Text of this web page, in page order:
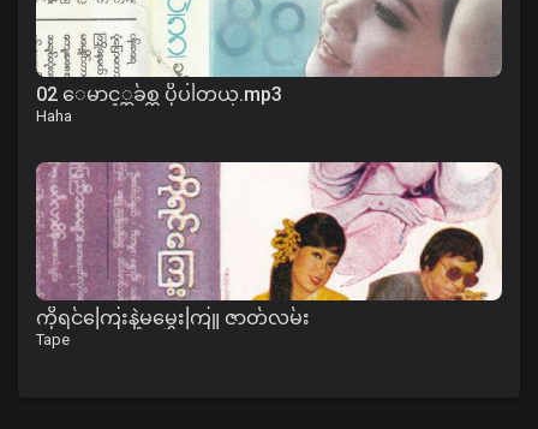
02 ေမာင့္အခ်စ္က ပိုပါတယ္.mp3
Haha
ကိုရင်ကြေးနဲ့မမွှေးကြူ ဇာတ်လမ်း
Tape